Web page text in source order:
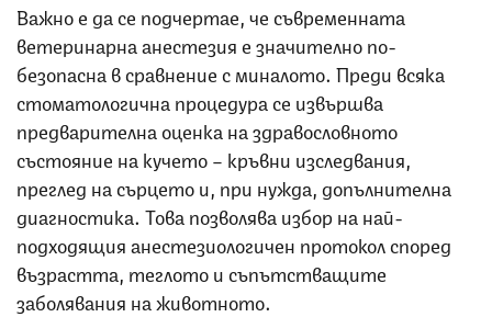
Важно е да се подчертае, че съвременната
ветеринарна анестезия е значително по-
безопасна в сравнение с миналото. Преди всяка
стоматологична процедура се извършва
предварителна оценка на здравословното
състояние на кучето – кръвни изследвания,
преглед на сърцето и, при нужда, допълнителна
диагностика. Това позволява избор на най-
подходящия анестезиологичен протокол според
възрастта, теглото и съпътстващите
заболявания на животното.